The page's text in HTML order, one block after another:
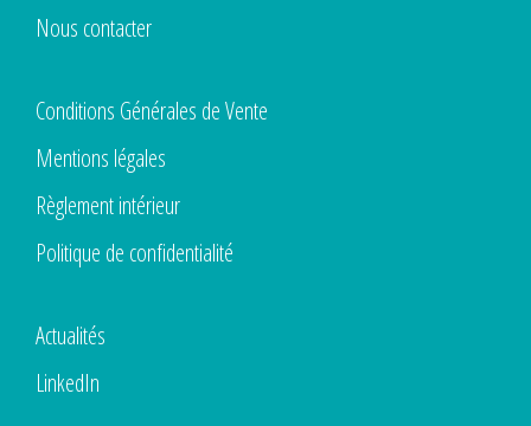
Nous contacter
Conditions Générales de Vente
Mentions légales
Règlement intérieur
Politique de confidentialité
Actualités
LinkedIn